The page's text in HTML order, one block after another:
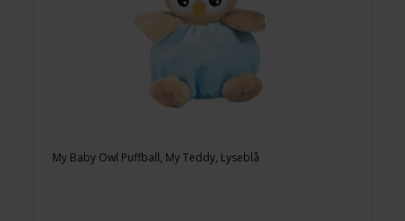
My Baby Owl Puffball, My Teddy, Lyseblå